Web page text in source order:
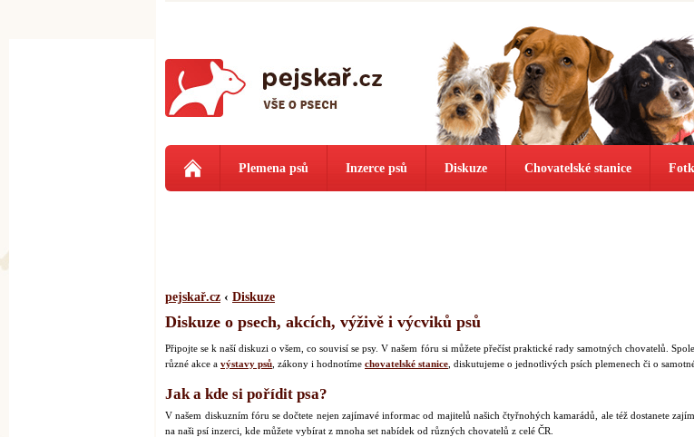
Plemena psů Inzerce psů Diskuze Chovatelské stanice
pejskař.cz ‹ Diskuze
Diskuze o psech, akcích, výživě i výcviků psů
Připojte se k naší diskuzi o všem, co souvisí se psy. V našem fóru si můžete přečíst praktické rady samotných chovatelů.
různé akce a výstavy psů , zákony i hodnotíme chovatelské stanice , diskutujeme o jednotlivých psích plemenech či o
Jak a kde si pořídit psa?
V našem diskuzním fóru se dočtete nejen zajímavé informac od majitelů našich čtyřnohých kamarádů, ale též dostanete
na naši psí inzerci, kde můžete vybírat z mnoha set nabídek od různých chovatelů z celé ČR.